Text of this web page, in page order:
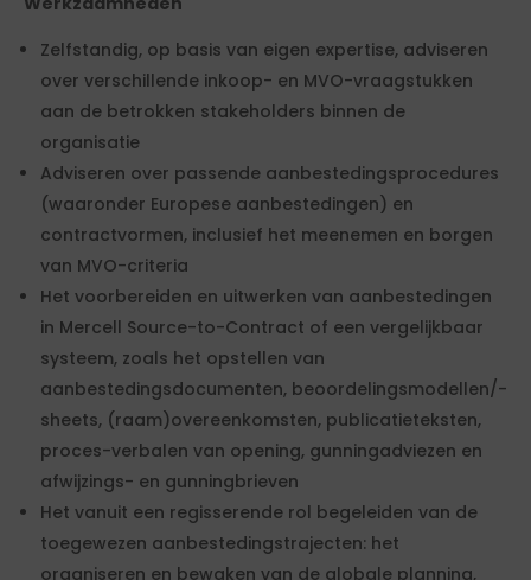
Zelfstandig, op basis van eigen expertise, adviseren
over verschillende inkoop- en MVO-vraagstukken
aan de betrokken stakeholders binnen de
organisatie
Adviseren over passende aanbestedingsprocedures
(waaronder Europese aanbestedingen) en
contractvormen, inclusief het meenemen en borgen
van MVO-criteria
Het voorbereiden en uitwerken van aanbestedingen
in Mercell Source-to-Contract of een vergelijkbaar
systeem, zoals het opstellen van
aanbestedingsdocumenten, beoordelingsmodellen/-
sheets, (raam)overeenkomsten, publicatieteksten,
proces-verbalen van opening, gunningadviezen en
afwijzings- en gunningbrieven
Het vanuit een regisserende rol begeleiden van de
toegewezen aanbestedingstrajecten: het
organiseren en bewaken van de globale planning,